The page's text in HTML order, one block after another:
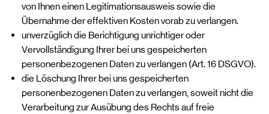
von Ihnen einen Legitimationsausweis sowie die
Übernahme der effektiven Kosten vorab zu verlangen.
unverzüglich die Berichtigung unrichtiger oder
Vervollständigung Ihrer bei uns gespeicherten
personenbezogenen Daten zu verlangen (Art. 16 DSGVO).
die Löschung Ihrer bei uns gespeicherten
personenbezogenen Daten zu verlangen, soweit nicht die
Verarbeitung zur Ausübung des Rechts auf freie